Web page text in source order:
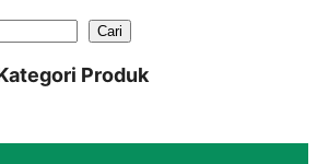
Cari
Produk